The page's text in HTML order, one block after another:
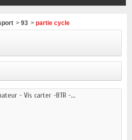
> 93 > partie cycle
- Vis carter -BTR -...